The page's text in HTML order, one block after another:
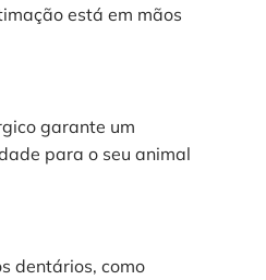
está em mãos
garante um
para o seu animal
dentários, como